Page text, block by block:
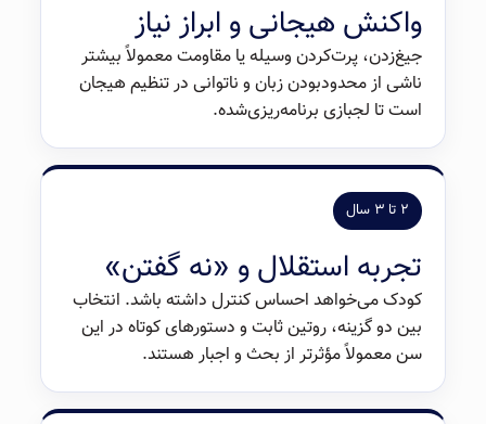
واکنش هیجانی و ابراز نیاز
جیغ‌زدن، پرت‌کردن وسیله یا مقاومت معمولاً بیشتر
ناشی از محدودبودن زبان و ناتوانی در تنظیم هیجان
است تا لجبازی برنامه‌ریزی‌شده.
۲ تا ۳ سال
تجربه استقلال و «نه گفتن»
کودک می‌خواهد احساس کنترل داشته باشد. انتخاب
بین دو گزینه، روتین ثابت و دستورهای کوتاه در این
سن معمولاً مؤثرتر از بحث و اجبار هستند.